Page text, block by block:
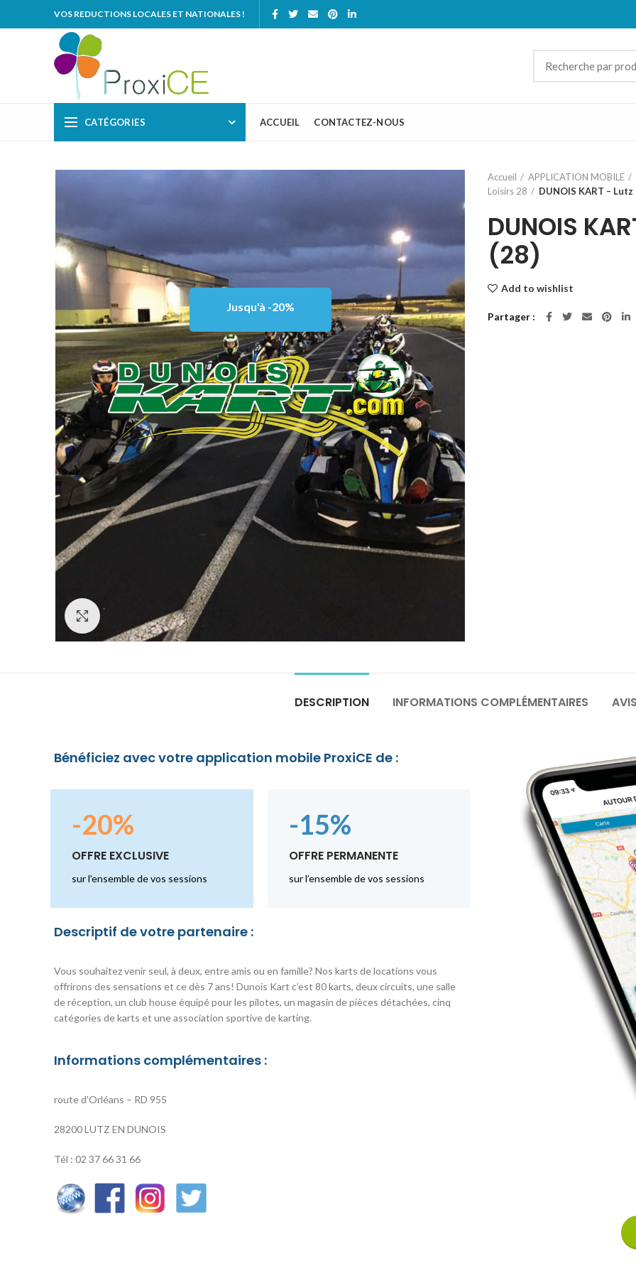
VOS REDUCTIONS LOCALES ET NATIONALES !
CATÉGORIES ACCUEIL CONTACTEZ-NOUS
Click to enlarge
Jusqu'à -20%
Accueil
APPLICATION MOBILE
Loisirs 28
DUNOIS KART –
DUNOIS
(28)
Add to wishlist
Partager
DESCRIPTION INFORMATIONS COMPLÉMENTAIRES
Bénéficiez avec votre application mobile ProxiCE de :
-20%
OFFRE EXCLUSIVE
sur l’ensemble de vos sessions
-15%
OFFRE PERMANENTE
sur l’ensemble de vos sessions
Descriptif de votre partenaire :
Vous souhaitez venir seul, à deux, entre amis ou en famille? Nos karts de locations vous
offrirons des sensations et ce dès 7 ans! Dunois Kart c’est 80 karts, deux circuits, une salle
de réception, un club house équipé pour les pilotes, un magasin de pièces détachées, cinq
catégories de karts et une association sportive de karting.
Informations complémentaires :
route d’Orléans – RD 955
28200 LUTZ EN DUNOIS
Tél : 02 37 66 31 66